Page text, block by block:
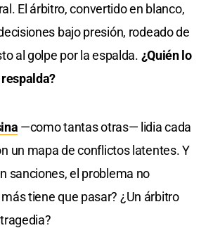
El árbitro, convertido en blanco,
bajo presión, rodeado de
al golpe por la espalda. ¿Quién lo
—como tantas otras— lidia cada
un mapa de conflictos latentes. Y
sanciones, el problema no
tiene que pasar? ¿Un árbitro